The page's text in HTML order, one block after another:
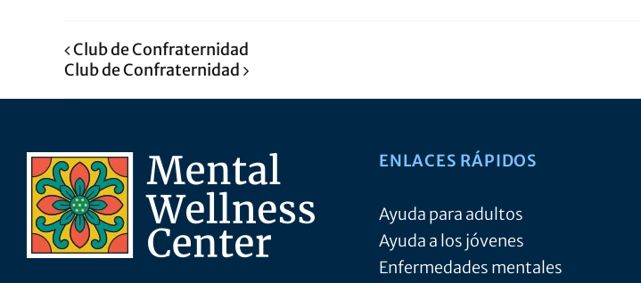
Club de Confraternidad
Club de Confraternidad
ENLACES RÁPIDOS
Ayuda para adultos
Ayuda a los jóvenes
Enfermedades mentales